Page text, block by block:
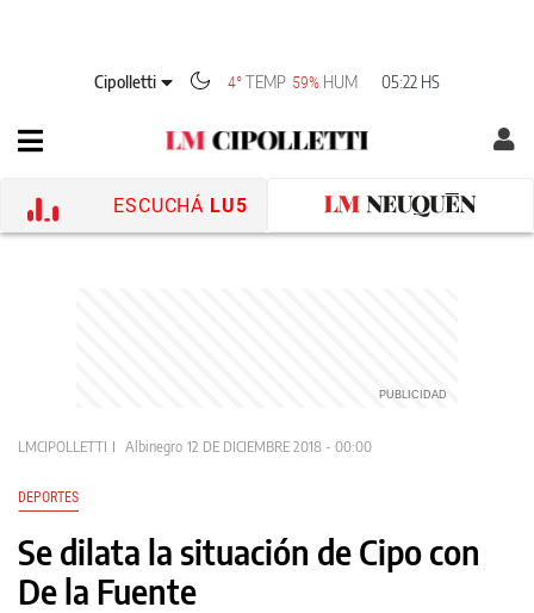
Cipolletti 4° TEMP 59% HUM 05:22 HS
ESCUCHÁ LU5
LMCIPOLLETTI Albinegro 12 DE DICIEMBRE 2018 - 00:00
DEPORTES
Se dilata la situación de Cipo con
De la Fuente